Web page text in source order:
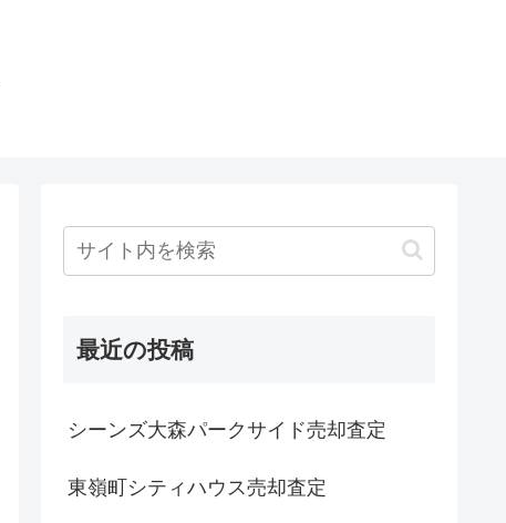
最近の投稿
シーンズ大森パークサイド売却査定
東嶺町シティハウス売却査定